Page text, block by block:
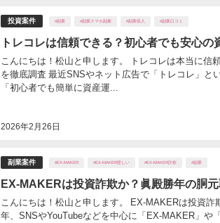
投資案件 #副業 #副業スマホ副業 #副業収入 #副業口コミ
トレコレは信頼できる？初心者でも安心の
2026年2月26日
こんにちは！松山と申します。 トレコレは本当に信
を徹底調査 最近SNSやネット広告で「トレコレ」と
「初心者でも簡単に資産運...
副業案件 #EX-MAKER #EX-MAKER怪しい #EX-MAKER詐欺 #副業
EX-MAKERは投資詐欺か？眞殿勝年の胴
こんにちは！松山と申します。 EX-MAKERは投資詐
年、SNSやYouTubeなどを中心に「EX-MAKER」や